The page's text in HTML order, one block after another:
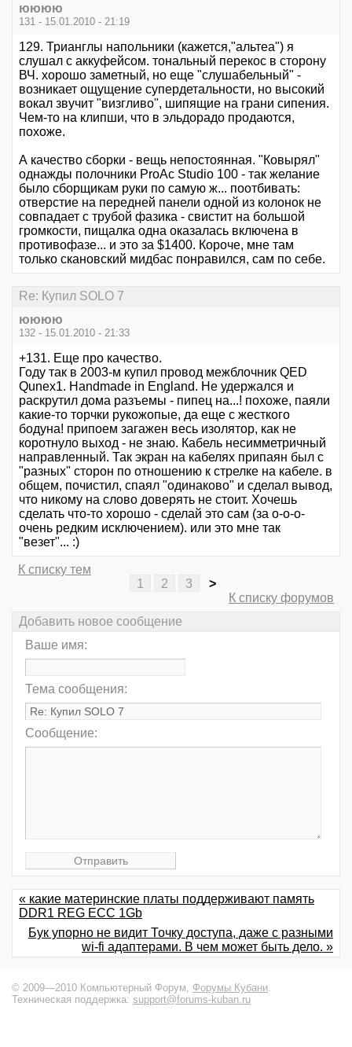
юююю
131 - 15.01.2010 - 21:19
129. Трианглы напольники (кажется,"альтеа") я
слушал с аккуфейсом. тональный перекос в сторону
ВЧ. хорошо заметный, но еще "слушабельный" -
возникает ощущение супердетальности, но высокий
вокал звучит "визгливо", шипящие на грани сипения.
Чем-то на клипши, что в эльдорадо продаются,
похоже.
А качество сборки - вещь непостоянная. "Ковырял"
однажды полочники ProAc Studio 100 - так желание
было сборщикам руки по самую ж... поотбивать:
отверстие на передней панели одной из колонок не
совпадает с трубой фазика - свистит на большой
громкости, пищалка одна оказалась включена в
противофазе... и это за $1400. Короче, мне там
только скановский мидбас понравился, сам по себе.
Re: Купил SOLO 7
юююю
132 - 15.01.2010 - 21:33
+131. Еще про качество.
Году так в 2003-м купил провод межблочник QED
Qunex1. Handmade in England. Не удержался и
раскрутил дома разъемы - пипец на...! похоже, паяли
какие-то торчки рукожопые, да еще с жесткого
бодуна! припоем загажен весь изолятор, как не
коротнуло выход - не знаю. Кабель несимметричный
направленный. Так экран на кабелях припаян был с
"разных" сторон по отношению к стрелке на кабеле. в
общем, почистил, спаял "одинаково" и сделал вывод,
что никому на слово доверять не стоит. Хочешь
сделать что-то хорошо - сделай это сам (за о-о-о-
очень редким исключением). или это мне так
"везет"... :)
К списку тем
1
2 3
>
К списку форумов
Добавить новое сообщение
Ваше имя:
Тема сообщения:
Сообщение:
« какие материнские платы поддерживают память
DDR1 REG ECC 1Gb
Бук упорно не видит Точку доступа, даже с разными
wi-fi адаптерами. В чем может быть дело. »
© 2009—2010 Компьютерный Форум, Форумы Кубани.
Техническая поддержка: support@forums-kuban.ru